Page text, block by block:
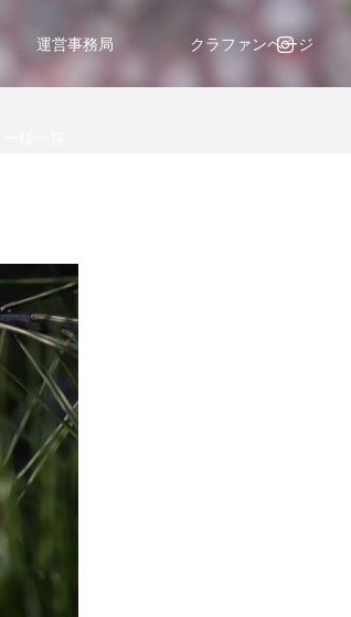
運営事務局 クラファンページ